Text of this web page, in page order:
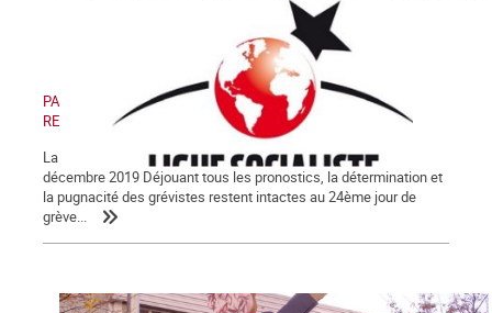
PAS DE RETRAIT, PAS DE TRÊVE ! PAS DE RETRAIT, PAS DE
RENTRÉE !
La Lettre de La Commune, nouvelle série, n° 123 - Samedi 28
décembre 2019 Déjouant tous les pronostics, la détermination et
la pugnacité des grévistes restent intactes au 24ème jour de
grève...